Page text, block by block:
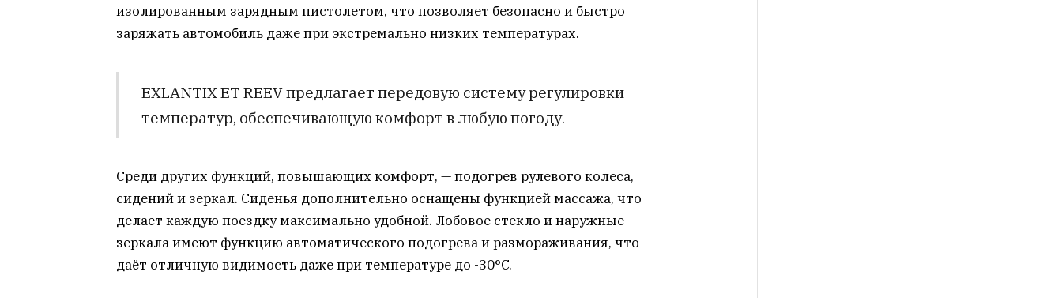
изолированным зарядным пистолетом, что позволяет безопасно и быстро
заряжать автомобиль даже при экстремально низких температурах.
EXLANTIX ET REEV предлагает передовую систему регулировки
температур, обеспечивающую комфорт в любую погоду.
Среди других функций, повышающих комфорт, — подогрев рулевого колеса,
сидений и зеркал. Сиденья дополнительно оснащены функцией массажа, что
делает каждую поездку максимально удобной. Лобовое стекло и наружные
зеркала имеют функцию автоматического подогрева и размораживания, что
даёт отличную видимость даже при температуре до -30°C.